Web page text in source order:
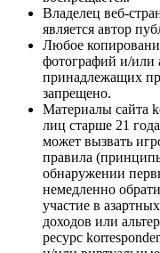
Владелец веб-
является автор
Любое
фотографий и/или
принадлежащих
запрещено.
Материалы сайта
лиц старше 21
может вызвать
правила
обнаружении
немедленно
участие в
доходов или
ресурс